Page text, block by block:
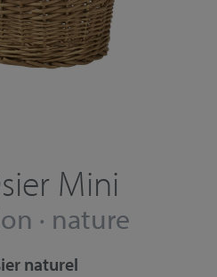
Mini
· nature
naturel